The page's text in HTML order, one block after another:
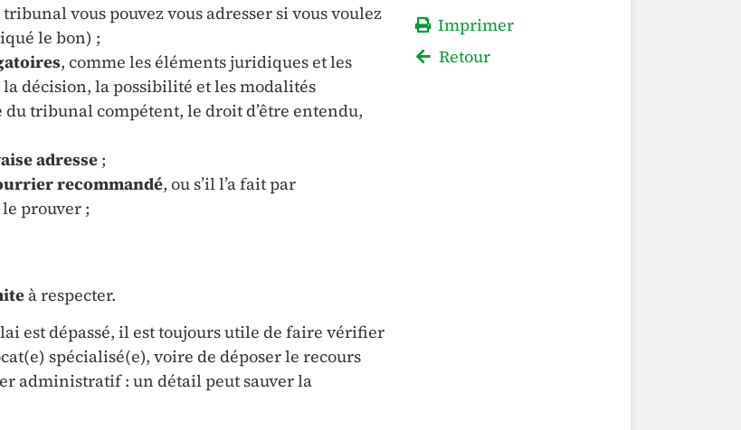
vous pouvez vous adresser si vous voulez
le bon) ;
, comme les éléments juridiques et les
décision, la possibilité et les modalités
du tribunal compétent, le droit d’être entendu,
adresse ;
recommandé, ou s’il l’a fait par
prouver ;
à respecter.
est dépassé, il est toujours utile de faire vérifier
spécialisé(e), voire de déposer le recours
administratif : un détail peut sauver la
Imprimer
Retour